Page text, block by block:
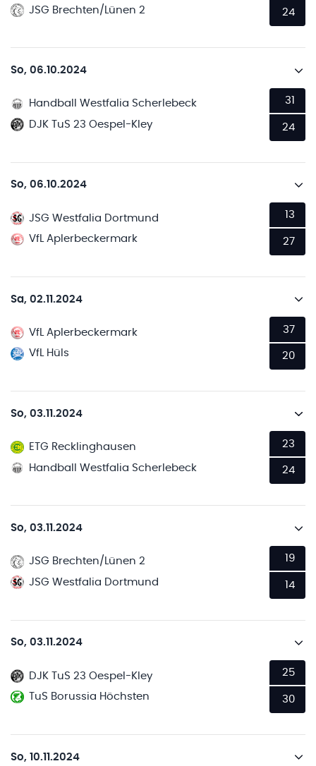
JSG Brechten/Lünen 2 24
So, 06.10.2024
Handball Westfalia Scherlebeck
DJK TuS 23 Oespel-Kley
31
24
So, 06.10.2024
JSG Westfalia Dortmund
VfL Aplerbeckermark
13
27
Sa, 02.11.2024
VfL Aplerbeckermark
VfL Hüls
37
20
So, 03.11.2024
ETG Recklinghausen
Handball Westfalia Scherlebeck
23
24
So, 03.11.2024
JSG Brechten/Lünen 2
JSG Westfalia Dortmund
19
14
So, 03.11.2024
DJK TuS 23 Oespel-Kley
TuS Borussia Höchsten
25
30
So, 10.11.2024